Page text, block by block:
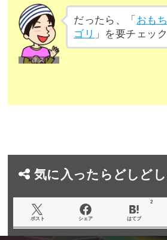
だったら、「 おも
ゴリ 」を要チェッ
気に入ったらどしど
ポスト シェア はてブ
2